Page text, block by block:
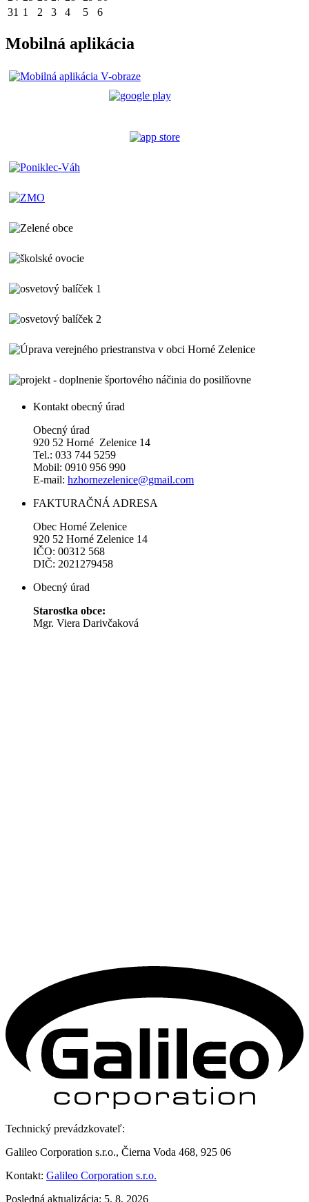
31 1 2 3 4 5 6
Mobilná aplikácia
Kontakt obecný úrad
Obecný úrad
920 52 Horné Zelenice 14
Tel.: 033 744 5259
Mobil: 0910 956 990
E-mail: hzhornezelenice@gmail.com
FAKTURAČNÁ ADRESA
Obec Horné Zelenice
920 52 Horné Zelenice 14
IČO: 00312 568
DIČ: 2021279458
Obecný úrad
Starostka obce:
Mgr. Viera Darivčaková
Technický prevádzkovateľ:
Galileo Corporation s.r.o., Čierna Voda 468, 925 06
Kontakt: Galileo Corporation s.r.o.
Posledná aktualizácia: 5. 8. 2026